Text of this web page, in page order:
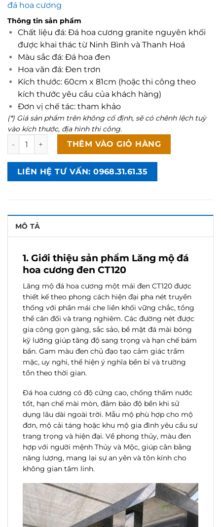
đá hoa cương
Thông tin sản phẩm
Chất liệu đá: Đá hoa cương granite nguyên khối
được khai thác từ Ninh Bình và Thanh Hoá
Màu sắc đá: Đá hoa đen
Hoa văn đá: Đen trơn
Kích thước: 60cm x 81cm (hoặc thi công theo
kích thước yêu cầu của khách hàng)
Đơn vị chế tác: tham khảo
(*) Giá sản phẩm trên không cố định, sẽ có chênh lệch tuỳ
vào kích thước, địa hình thi công.
Lăng mộ đá hoa cương nguyên khối Một Mái đen CT120
THÊM VÀO GIỎ HÀNG
LIÊN HỆ TƯ VẤN: 0968.31.61.35
MÔ TẢ
1. Giới thiệu sản phẩm Lăng mộ đá
hoa cương đen CT120
Lăng mộ đá hoa cương một mái đen CT120 được
thiết kế theo phong cách hiện đại pha nét truyền
thống với phần mái che liền khối vững chắc, tổng
thể cân đối và trang nghiêm. Các đường nét được
gia công gọn gàng, sắc sảo, bề mặt đá mài bóng
kỹ lưỡng giúp tăng độ sang trọng và hạn chế bám
bẩn. Gam màu đen chủ đạo tạo cảm giác trầm
mặc, uy nghi, thể hiện ý nghĩa bền bỉ và trường
tồn theo thời gian.
Đá hoa cương có độ cứng cao, chống thấm nước
tốt, hạn chế mài mòn, đảm bảo độ bền khi sử
dụng lâu dài ngoài trời. Mẫu mộ phù hợp cho mộ
đơn, mộ cải táng hoặc khu mộ gia đình yêu cầu sự
trang trọng và hiện đại. Về phong thủy, màu đen
hợp với người mệnh Thủy và Mộc, giúp cân bằng
năng lượng, mang lại sự an yên và tôn kính cho
không gian tâm linh.